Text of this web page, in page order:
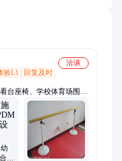
洽谈
验L1
回复及时
台座椅、学校体育场围
动地板、学校塑胶跑道铺
球场人造仿真休闲草、车
场舞蹈室幼儿园运动地
器材、特警五项障碍器材
地